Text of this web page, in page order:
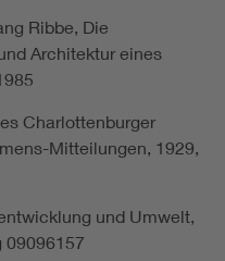
Ribbe, Die
Architektur eines
Charlottenburger
Mitteilungen, 1929,
und Umwelt,
09096157